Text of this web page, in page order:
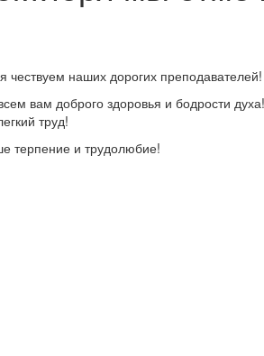
чествуем наших дорогих
вам доброго здоровья и бодрости
труд!
терпение и трудолюбие!